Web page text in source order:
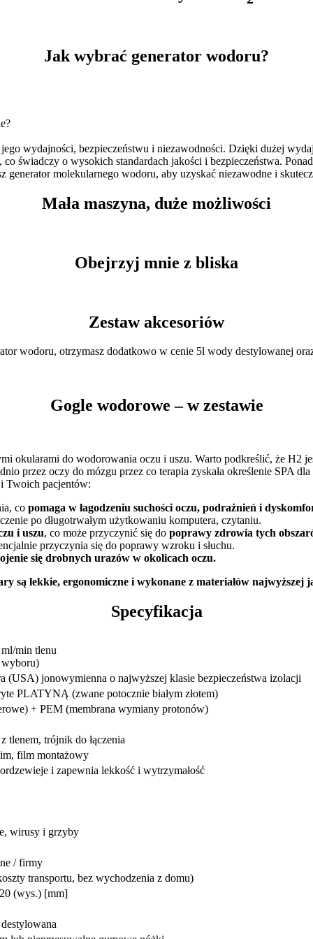
Jak wybrać generator wodoru?
wydajności, bezpieczeństwu i niezawodności. Dzięki dużej
świadczy o wysokich standardach jakości i bezpieczeństwa.
generator molekularnego wodoru, aby uzyskać niezawodne i
Mała maszyna, duże możliwości
Obejrzyj mnie z bliska
Zestaw akcesoriów
wodoru, otrzymasz dodatkowo w cenie 5l wody destylowanej
Gogle wodorowe – w zestawie
okularami do wodorowania oczu i uszu. Warto podkreślić, że H2
przez oczy do mózgu przez co terapia zyskała określenie SPA
Twoich pacjentów:
co pomaga w łagodzeniu suchości oczu, podrażnień i
po długotrwałym użytkowaniu komputera, czytaniu.
i uszu, co może przyczynić się do poprawy zdrowia tych
przyczynia się do poprawy wzroku i słuchu.
się drobnych urazów w okolicach oczu.
są lekkie, ergonomiczne i wykonane z materiałów najwyższej
Specyfikacja
min tlenu
(USA) jonowymienna o najwyższej klasie bezpieczeństwa izolacji
PLATYNĄ (zwane potocznie białym złotem)
+ PEM (membrana wymiany protonów)
tlenem, trójnik do łączenia
film montażowy
i zapewnia lekkość i wytrzymałość
wirusy i grzyby
/ firmy
transportu, bez wychodzenia z domu)
(wys.) [mm]